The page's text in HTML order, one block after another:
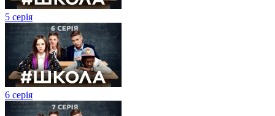
5 серія
6 серія